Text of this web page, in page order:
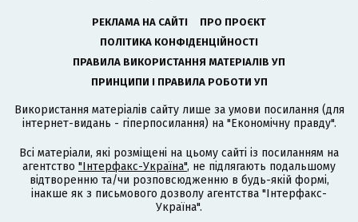
РЕКЛАМА НА САЙТІ
ПРО ПРОЄКТ
ПОЛІТИКА КОНФІДЕНЦІЙНОСТІ
ПРАВИЛА ВИКОРИСТАННЯ МАТЕРІАЛІВ УП
ПРИНЦИПИ І ПРАВИЛА РОБОТИ УП
Використання матеріалів сайту лише за умови посилання (для
інтернет-видань - гіперпосилання) на "Економічну правду".
Всі матеріали, які розміщені на цьому сайті із посиланням на
агентство "Інтерфакс-Україна", не підлягають подальшому
відтворенню та/чи розповсюдженню в будь-якій формі,
інакше як з письмового дозволу агентства "Інтерфакс-
Україна".